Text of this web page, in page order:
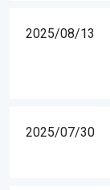
2025/08/13
2025/07/30